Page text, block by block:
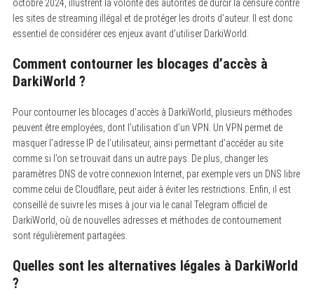
octobre 2024, illustrent la volonté des autorités de durcir la censure contre
les sites de streaming illégal et de protéger les droits d’auteur. Il est donc
essentiel de considérer ces enjeux avant d’utiliser DarkiWorld.
Comment contourner les blocages d’accès à
DarkiWorld ?
Pour contourner les blocages d’accès à DarkiWorld, plusieurs méthodes
peuvent être employées, dont l’utilisation d’un VPN. Un VPN permet de
masquer l’adresse IP de l’utilisateur, ainsi permettant d’accéder au site
comme si l’on se trouvait dans un autre pays. De plus, changer les
paramètres DNS de votre connexion Internet, par exemple vers un DNS libre
comme celui de Cloudflare, peut aider à éviter les restrictions. Enfin, il est
conseillé de suivre les mises à jour via le canal Telegram officiel de
DarkiWorld, où de nouvelles adresses et méthodes de contournement
sont régulièrement partagées.
Quelles sont les alternatives légales à DarkiWorld
?